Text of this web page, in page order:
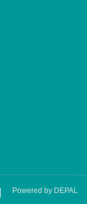
Powered by DEPAL